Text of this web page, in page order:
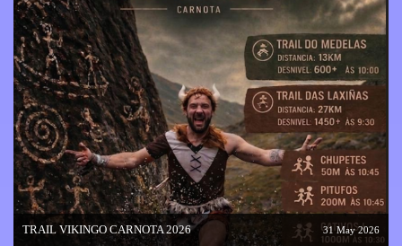
TRAIL VIKINGO CARNOTA 2026 31 May 2026